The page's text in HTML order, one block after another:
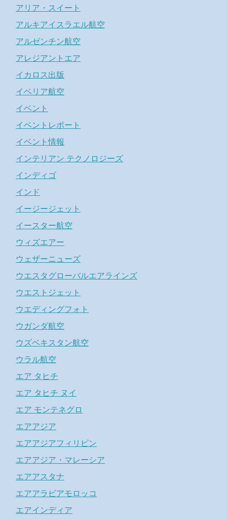
アリア・スイート
アルキアイスラエル航空
アルゼンチン航空
アレジアントエア
イカロス出版
イベリア航空
イベント
イベントレポート
イベント情報
インテリアン テクノロジーズ
インディゴ
インド
イージージェット
イースター航空
ウィズエアー
ウェザーニューズ
ウエスタグローバルエアラインズ
ウエストジェット
ウエディングフォト
ウガンダ航空
ウズベキスタン航空
ウラル航空
エア タヒチ
エア タヒチ ヌイ
エア モンテネグロ
エアアジア
エアアジアフィリピン
エアアジア・マレーシア
エアアスタナ
エアアラビアモロッコ
エアインディア